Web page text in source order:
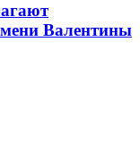
Валентины